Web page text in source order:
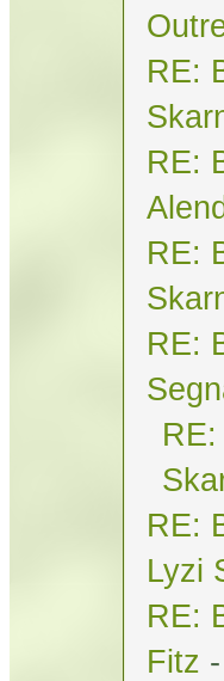
RE:
RE:
RE:
RE:
RE:
Lyzi
RE:
Fitz